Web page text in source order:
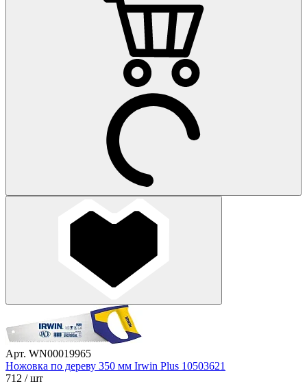
Арт. WN00019965
Ножовка по дереву 350 мм Irwin Plus 10503621
712 / шт